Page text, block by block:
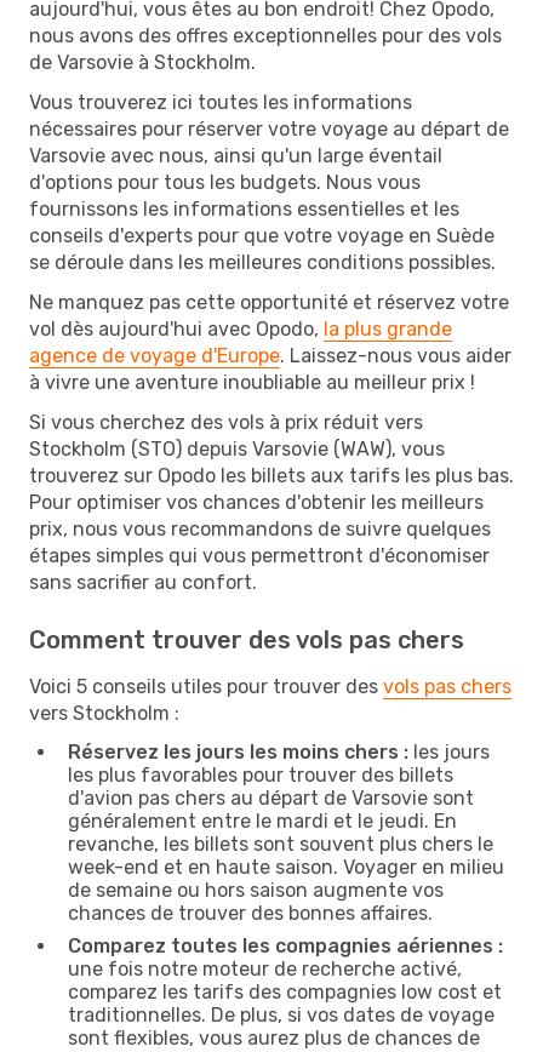
aujourd'hui, vous êtes au bon endroit! Chez Opodo,
nous avons des offres exceptionnelles pour des vols
de Varsovie à Stockholm.
Vous trouverez ici toutes les informations
nécessaires pour réserver votre voyage au départ de
Varsovie avec nous, ainsi qu'un large éventail
d'options pour tous les budgets. Nous vous
fournissons les informations essentielles et les
conseils d'experts pour que votre voyage en Suède
se déroule dans les meilleures conditions possibles.
Ne manquez pas cette opportunité et réservez votre
vol dès aujourd'hui avec Opodo, la plus grande
agence de voyage d'Europe. Laissez-nous vous aider
à vivre une aventure inoubliable au meilleur prix !
Si vous cherchez des vols à prix réduit vers
Stockholm (STO) depuis Varsovie (WAW), vous
trouverez sur Opodo les billets aux tarifs les plus bas.
Pour optimiser vos chances d'obtenir les meilleurs
prix, nous vous recommandons de suivre quelques
étapes simples qui vous permettront d'économiser
sans sacrifier au confort.
Comment trouver des vols pas chers
Voici 5 conseils utiles pour trouver des vols pas chers
vers Stockholm :
Réservez les jours les moins chers : les jours
les plus favorables pour trouver des billets
d'avion pas chers au départ de Varsovie sont
généralement entre le mardi et le jeudi. En
revanche, les billets sont souvent plus chers le
week-end et en haute saison. Voyager en milieu
de semaine ou hors saison augmente vos
chances de trouver des bonnes affaires.
Comparez toutes les compagnies aériennes :
une fois notre moteur de recherche activé,
comparez les tarifs des compagnies low cost et
traditionnelles. De plus, si vos dates de voyage
sont flexibles, vous aurez plus de chances de